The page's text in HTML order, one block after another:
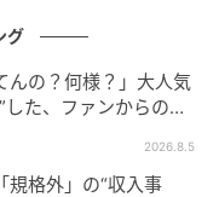
グ
んの？何様？」大人気
した、ファンからの
2026.8.5
規格外」の“収入事